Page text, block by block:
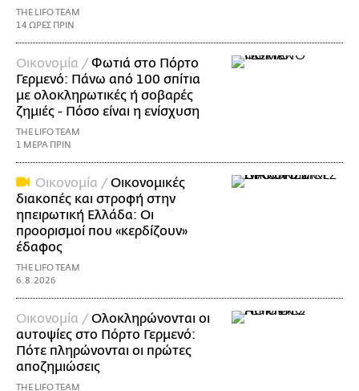
THE LIFO TEAM
14 ΩΡΕΣ ΠΡΙΝ
Οικονομία /Φωτιά στο Πόρτο
Γερμενό: Πάνω από 100 σπίτια
με ολοκληρωτικές ή σοβαρές
ζημιές - Πόσο είναι η ενίσχυση
THE LIFO TEAM
1 ΜΕΡΑ ΠΡΙΝ
Οικονομία /Οικονομικές
διακοπές και στροφή στην
ηπειρωτική Ελλάδα: Οι
προορισμοί που «κερδίζουν»
έδαφος
THE LIFO TEAM
6.8.2026
Οικονομία /Ολοκληρώνονται οι
αυτοψίες στο Πόρτο Γερμενό:
Πότε πληρώνονται οι πρώτες
αποζημιώσεις
THE LIFO TEAM